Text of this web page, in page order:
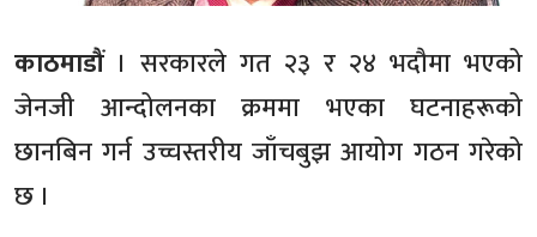
काठमाडौं । सरकारले गत २३ र २४ भदौमा भएको
जेनजी आन्दोलनका क्रममा भएका घटनाहरूको
छानबिन गर्न उच्चस्तरीय जाँचबुझ आयोग गठन गरेको
छ ।